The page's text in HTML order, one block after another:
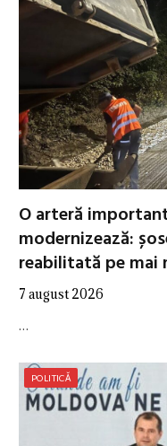
O arteră
modernizează:
reabilitată pe mai
7 august 2026
…
POLITICĂ